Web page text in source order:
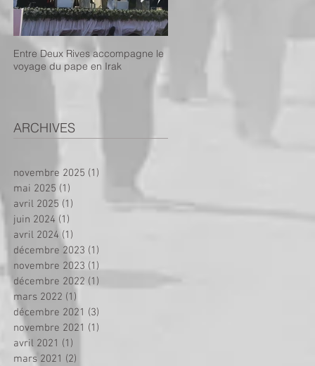
Entre Deux Rives accompagne le
voyage du pape en Irak
ARCHIVES
novembre 2025 (1)
mai 2025 (1)
avril 2025 (1)
juin 2024 (1)
avril 2024 (1)
décembre 2023 (1)
novembre 2023 (1)
décembre 2022 (1)
mars 2022 (1)
décembre 2021 (3)
novembre 2021 (1)
avril 2021 (1)
mars 2021 (2)